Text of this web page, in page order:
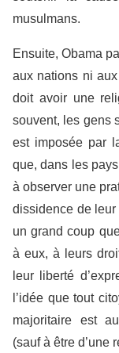
musulmans.
Ensuite, Obama
aux nations ni
doit avoir une
souvent, les gens
est imposée par
que, dans les
à observer une
dissidence de leur
un grand coup
à eux, à leurs
leur liberté
l’idée que tout
majoritaire est
(sauf à être d’une